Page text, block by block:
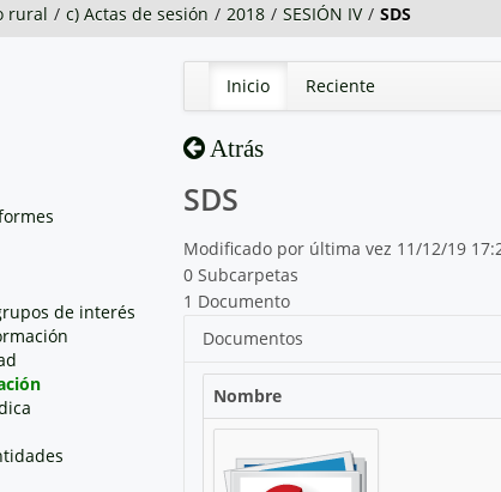
rural / c) Actas de sesión / 2018 / SESIÓN IV / SDS
de interés
Inicio Reciente
Atrás
SDS
Modificado por última vez 11/12/19
0 Subcarpetas
1 Documento
Documentos
Nombre